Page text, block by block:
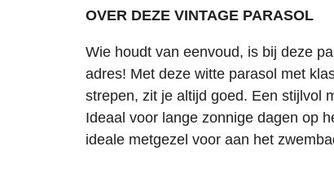
OVER DEZE VINTAGE PARASOL
Wie houdt van eenvoud, is bij deze
adres! Met deze witte parasol met
strepen, zit je altijd goed. Een stijlvol
Ideaal voor lange zonnige dagen op
ideale metgezel voor aan het